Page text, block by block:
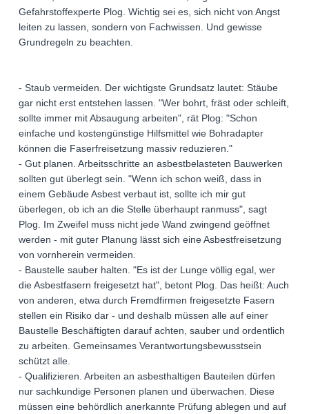
Gefahrstoffexperte Plog. Wichtig sei es, sich nicht von Angst
leiten zu lassen, sondern von Fachwissen. Und gewisse
Grundregeln zu beachten.
- Staub vermeiden. Der wichtigste Grundsatz lautet: Stäube
gar nicht erst entstehen lassen. "Wer bohrt, fräst oder schleift,
sollte immer mit Absaugung arbeiten", rät Plog: "Schon
einfache und kostengünstige Hilfsmittel wie Bohradapter
können die Faserfreisetzung massiv reduzieren."
- Gut planen. Arbeitsschritte an asbestbelasteten Bauwerken
sollten gut überlegt sein. "Wenn ich schon weiß, dass in
einem Gebäude Asbest verbaut ist, sollte ich mir gut
überlegen, ob ich an die Stelle überhaupt ranmuss", sagt
Plog. Im Zweifel muss nicht jede Wand zwingend geöffnet
werden - mit guter Planung lässt sich eine Asbestfreisetzung
von vornherein vermeiden.
- Baustelle sauber halten. "Es ist der Lunge völlig egal, wer
die Asbestfasern freigesetzt hat", betont Plog. Das heißt: Auch
von anderen, etwa durch Fremdfirmen freigesetzte Fasern
stellen ein Risiko dar - und deshalb müssen alle auf einer
Baustelle Beschäftigten darauf achten, sauber und ordentlich
zu arbeiten. Gemeinsames Verantwortungsbewusstsein
schützt alle.
- Qualifizieren. Arbeiten an asbesthaltigen Bauteilen dürfen
nur sachkundige Personen planen und überwachen. Diese
müssen eine behördlich anerkannte Prüfung ablegen und auf